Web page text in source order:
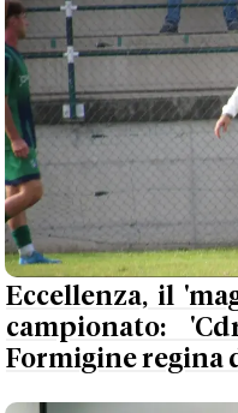
Eccellenza, il
campionato:
Formigine regina